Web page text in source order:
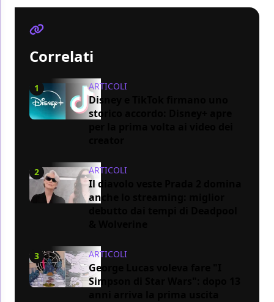
Correlati
1 ARTICOLI
Disney e TikTok firmano uno
storico accordo: Disney+ apre
2 ARTICOLI
Il diavolo veste Prada 2 domina
anche lo streaming: miglior
3 ARTICOLI
George Lucas voleva fare "I
Simpson di Star Wars": dopo 13